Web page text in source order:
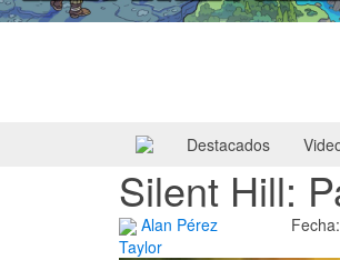
Destacados
Silent Hill:
Alan Pérez
Taylor